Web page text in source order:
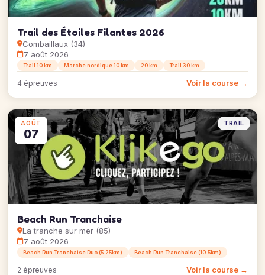
Trail des Étoiles Filantes 2026
Combaillaux (34)
7 août 2026
Trail 10 km Marche nordique 10 km 20 km Trail 30 km
4 épreuves Voir la course →
AOÛT
07
TRAIL
Beach Run Tranchaise
La tranche sur mer (85)
7 août 2026
Beach Run Tranchaise Duo (5.25km) Beach Run Tranchaise (10.5km)
2 épreuves Voir la course →